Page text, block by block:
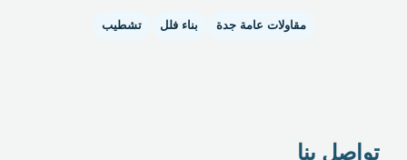
مقاولات عامة جدة بناء فلل تشطيب
تواصل بنا